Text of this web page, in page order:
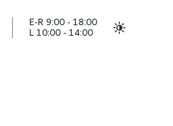
E-R 9:00 - 18:00
L 10:00 - 14:00